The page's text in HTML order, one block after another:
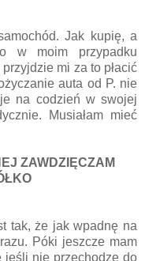
Jak kupię, a
w moim przypadku
mi za to płacić
auta od P. nie
na codzień w swojej
Musiałam mieć
ZAWDZIĘCZAM
tak, że jak wpadnę na
Póki jeszcze mam
jeśli nie przechodzę do